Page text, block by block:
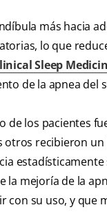
más hacia
lo que
Sleep
de la apnea del
los pacientes
recibieron un
la mejoría de la
su uso, y que